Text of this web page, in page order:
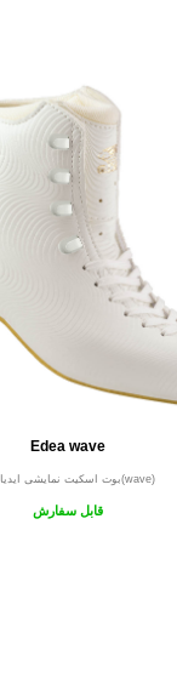
Edea wave
بوت اسکیت نمایشی ایدیا ویو(wave)